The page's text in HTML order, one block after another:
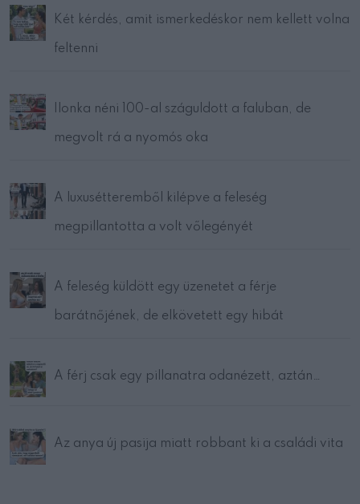
Két kérdés, amit ismerkedéskor nem kellett volna
feltenni
Ilonka néni 100-al száguldott a faluban, de
megvolt rá a nyomós oka
A luxusétteremből kilépve a feleség
megpillantotta a volt vőlegényét
A feleség küldött egy üzenetet a férje
barátnőjének, de elkövetett egy hibát
A férj csak egy pillanatra odanézett, aztán…
Az anya új pasija miatt robbant ki a családi vita